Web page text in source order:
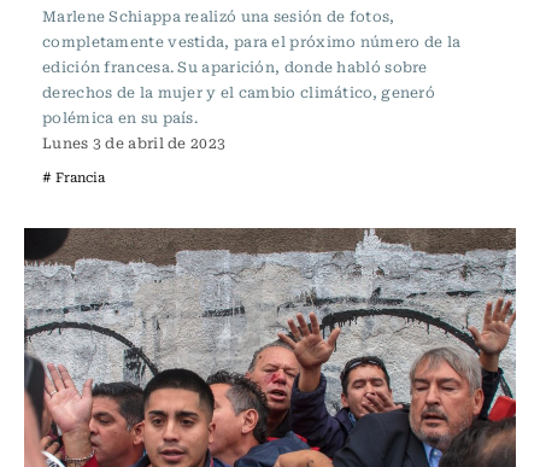
Marlene Schiappa realizó una sesión de fotos,
completamente vestida, para el próximo número de la
edición francesa. Su aparición, donde habló sobre
derechos de la mujer y el cambio climático, generó
polémica en su país.
Lunes 3 de abril de 2023
# Francia